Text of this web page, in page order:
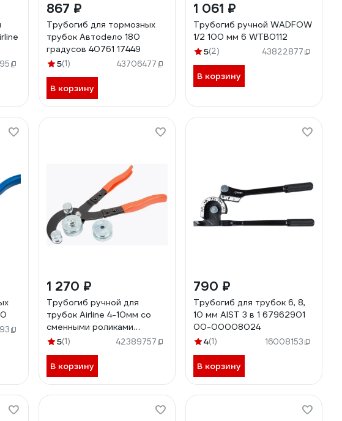
867 ₽
Трубогиб для тормозных
трубок Автоdело 180
градусов 40761 17449
5(1) 43706477
В корзину
1 061 ₽
Трубогиб ручной WADFOW
1/2 100 мм 6 WTB0112
5(2) 43822877
В корзину
1 270 ₽
Трубогиб ручной для
трубок Airline 4-10мм со
сменными роликами
ATBT018
5(1) 42389757
В корзину
790 ₽
Трубогиб для трубок 6, 8,
10 мм AIST 3 в 1 67962901
00-00008024
4(1) 16008153
В корзину